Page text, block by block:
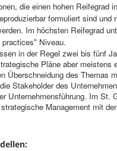
die einen hohen Reifegrad
formuliert sind und
Im höchsten Reifegrad
Niveau.
in der Regel zwei bis fünf
Pläne aber meistens
Überschneidung des Themas
Stakeholder des
Unternehmensführung. Im St.
Management mit